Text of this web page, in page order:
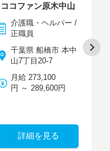
ココファン原木中山
介護職・ヘルパー /
正職員
千葉県 船橋市 本中
山7丁目20-7
月給 273,100
円 ～ 289,600円
詳細を見る